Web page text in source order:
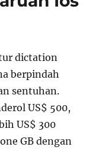
dictation
berpindah
sentuhan.
US$ 500,
US$ 300
GB dengan